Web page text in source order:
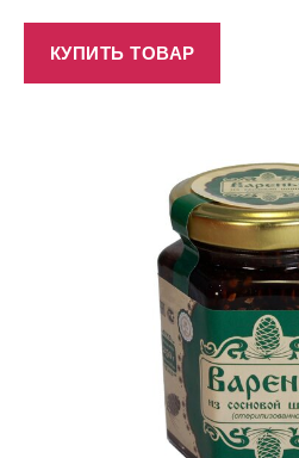
КУПИТЬ ТОВАР